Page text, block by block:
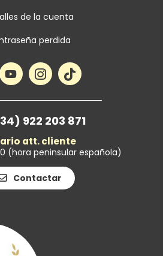
de la cuenta
perdida
922 203 871
att. cliente
(hora peninsular española)
Contactar